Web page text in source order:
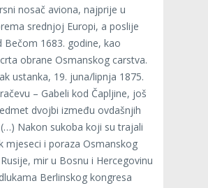
nosač aviona, najprije u
srednjoj Europi, a poslije
Bečom 1683. godine, kao
obrane Osmanskog carstva.
ustanka, 19. juna/lipnja 1875.
– Gabeli kod Čapljine, još
dvojbi između ovdašnjih
Nakon sukoba koji su trajali
mjeseci i poraza Osmanskog
mir u Bosnu i Hercegovinu
Berlinskog kongresa